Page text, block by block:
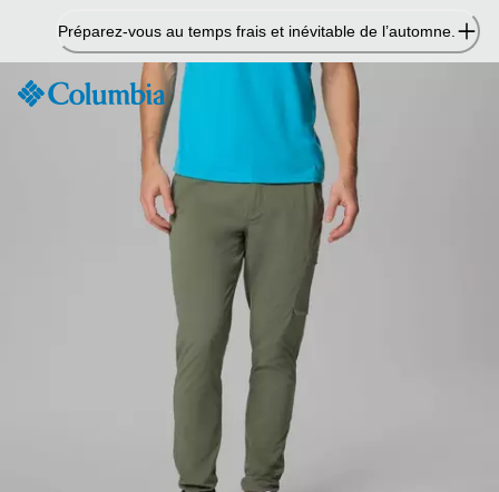
contenu
Préparez-vous au temps frais et inévitable de l’automne.